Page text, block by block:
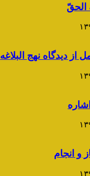
الحقّ
از دیدگاه نهج البلاغه
و انجام